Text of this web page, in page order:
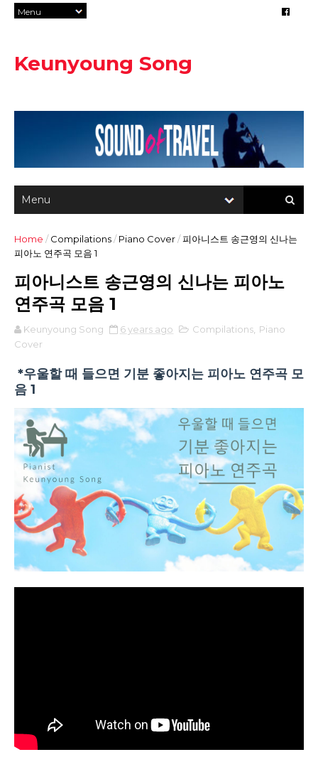
Keunyoung Song
Home / Compilations/ Piano Cover/피아니스트 송근영의 신나는
피아노 연주곡 모음 1
피아니스트 송근영의 신나는 피아노
연주곡 모음 1
Keunyoung Song 6 years ago Compilations Piano
Cover
*우울할 때 들으면 기분 좋아지는 피아노 연주곡 모
음 1